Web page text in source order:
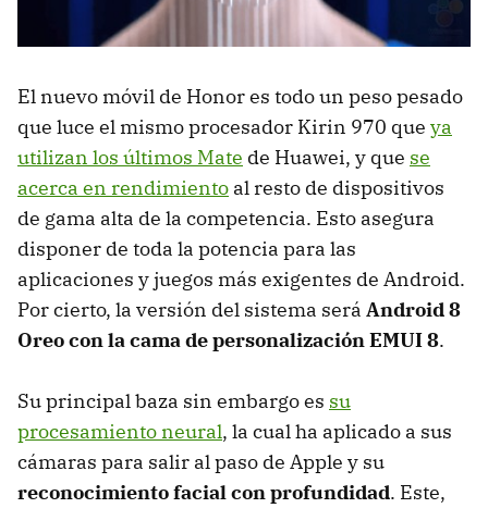
El nuevo móvil de Honor es todo un peso pesado
que luce el mismo procesador Kirin 970 que ya
utilizan los últimos Mate de Huawei, y que se
acerca en rendimiento al resto de dispositivos
de gama alta de la competencia. Esto asegura
disponer de toda la potencia para las
aplicaciones y juegos más exigentes de Android.
Por cierto, la versión del sistema será Android 8
Oreo con la cama de personalización EMUI 8.
Su principal baza sin embargo es su
procesamiento neural, la cual ha aplicado a sus
cámaras para salir al paso de Apple y su
reconocimiento facial con profundidad. Este,